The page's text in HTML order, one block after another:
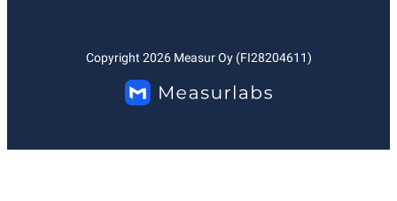
Copyright 2026Measur Oy (FI28204611)